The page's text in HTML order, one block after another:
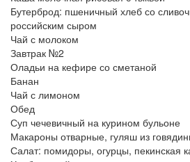
Бутерброд: пшеничный хлеб со
российским сыром
Чай с молоком
Завтрак №2
Оладьи на кефире со сметаной
Банан
Чай с лимоном
Обед
Суп чечевичный на курином бульоне
Макароны отварные, гуляш из
Салат: помидоры, огурцы, пекинская